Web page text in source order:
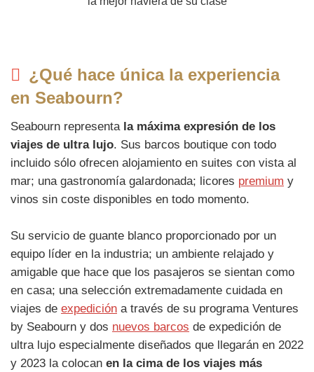
¿Qué hace única la experiencia
en Seabourn?
Seabourn representa la máxima expresión de los
viajes de ultra lujo. Sus barcos boutique con todo
incluido sólo ofrecen alojamiento en suites con vista al
mar; una gastronomía galardonada; licores premium y
vinos sin coste disponibles en todo momento.
Su servicio de guante blanco proporcionado por un
equipo líder en la industria; un ambiente relajado y
amigable que hace que los pasajeros se sientan como
en casa; una selección extremadamente cuidada en
viajes de expedición a través de su programa Ventures
by Seabourn y dos nuevos barcos de expedición de
ultra lujo especialmente diseñados que llegarán en 2022
y 2023 la colocan en la cima de los viajes más